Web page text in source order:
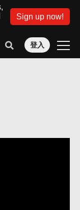
Sign up now!
登入